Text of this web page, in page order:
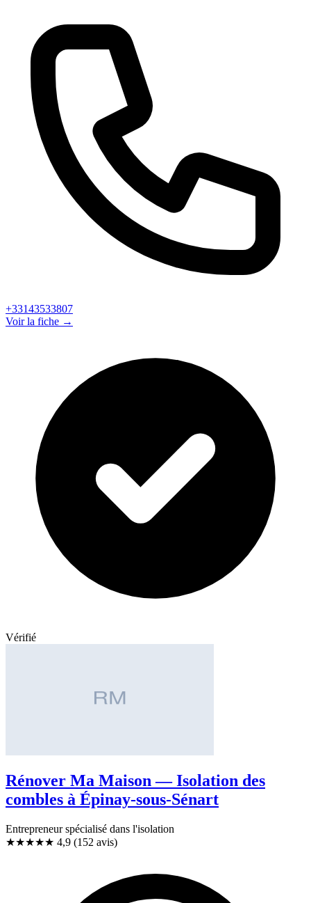
+33143533807
Voir la fiche →
Vérifié
Rénover Ma Maison — Isolation des
combles à Épinay-sous-Sénart
Entrepreneur spécialisé dans l'isolation
★★★★★ 4,9 (152 avis)